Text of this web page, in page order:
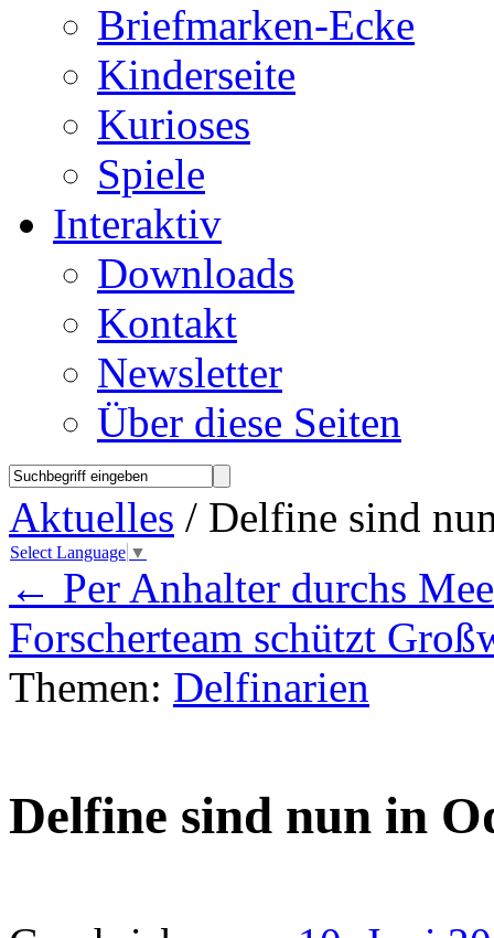
Briefmarken-Ecke
Kinderseite
Kurioses
Spiele
Interaktiv
Downloads
Kontakt
Newsletter
Über diese Seiten
Aktuelles / Delfine sind
Select Language ▼
← Per Anhalter durchs
Forscherteam schützt
Themen: Delfinarien
Delfine sind nun in